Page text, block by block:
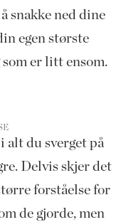
snakke ned dine
egen største
er litt ensom.
alt du sverget på
Delvis skjer det
forståelse for
de gjorde, men